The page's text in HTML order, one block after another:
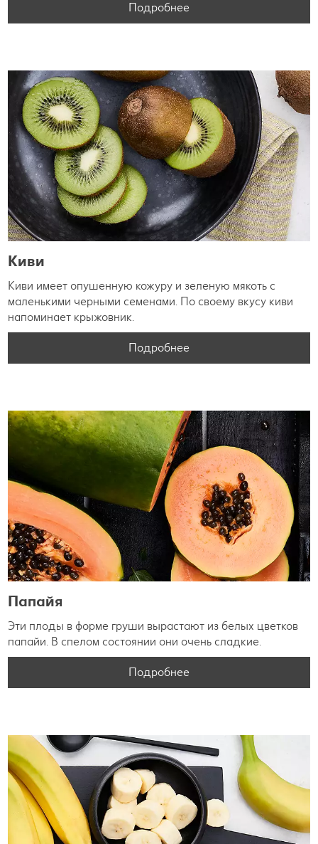
Подробнее
Киви
Киви имеет опушенную кожуру и зеленую мякоть с
маленькими черными семенами. По своему вкусу киви
напоминает крыжовник.
Подробнее
Папайя
Эти плоды в форме груши вырастают из белых цветков
папайи. В спелом состоянии они очень сладкие.
Подробнее